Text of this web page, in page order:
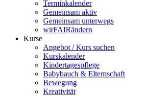
Terminkalender
Gemeinsam aktiv
Gemeinsam unterwegs
wirFAIRändern
Kurse
Angebot / Kurs suchen
Kurskalender
Kindertagespflege
Babybauch & Elternschaft
Bewegung
Kreativität